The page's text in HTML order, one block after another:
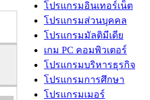
โปรแกรมอินเทอร์เน็ต
โปรแกรมส่วนบุคคล
โปรแกรมมัลติมีเดีย
เกม PC คอมพิวเตอร์
โปรแกรมบริหารธุรกิจ
โปรแกรมการศึกษา
โปรแกรมเมอร์